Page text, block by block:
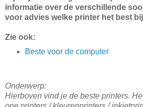
informatie over de verschillende
voor advies welke printer het best
Zie ook:
Beste voor de computer
Onderwerp:
Hierboven vind je de beste printers.